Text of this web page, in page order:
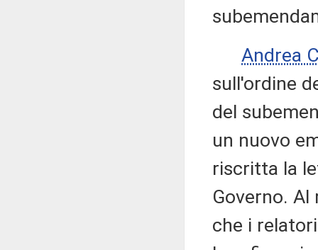
Andrea
sull'ordine
del
un nuovo
riscritta la
Governo.
che i